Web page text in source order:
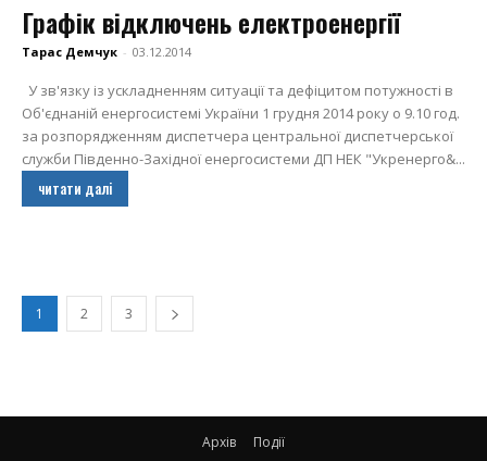
Графік відключень електроенергії
Тарас Демчук - 03.12.2014
У зв'язку із ускладненням ситуації та дефіцитом потужності в
Об'єднаній енергосистемі України 1 грудня 2014 року о 9.10 год.
за розпорядженням диспетчера центральної диспетчерської
служби Південно-Західної енергосистеми ДП НЕК "Укренерго&...
читати далі
1 2 3
Архів Події